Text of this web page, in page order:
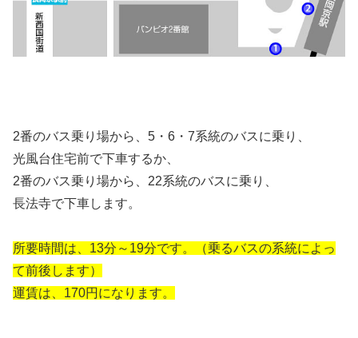
2番のバス乗り場から、5・6・7系統のバスに乗り、
光風台住宅前で下車するか、
2番のバス乗り場から、22系統のバスに乗り、
長法寺で下車します。
所要時間は、13分～19分です。（乗るバスの系統によっ
て前後します）
運賃は、170円になります。